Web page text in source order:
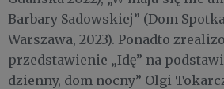
Barbary Sadowskiej” (Dom
Warszawa, 2023). Ponadto
przedstawienie „Idę” na
dzienny, dom nocny” Olgi